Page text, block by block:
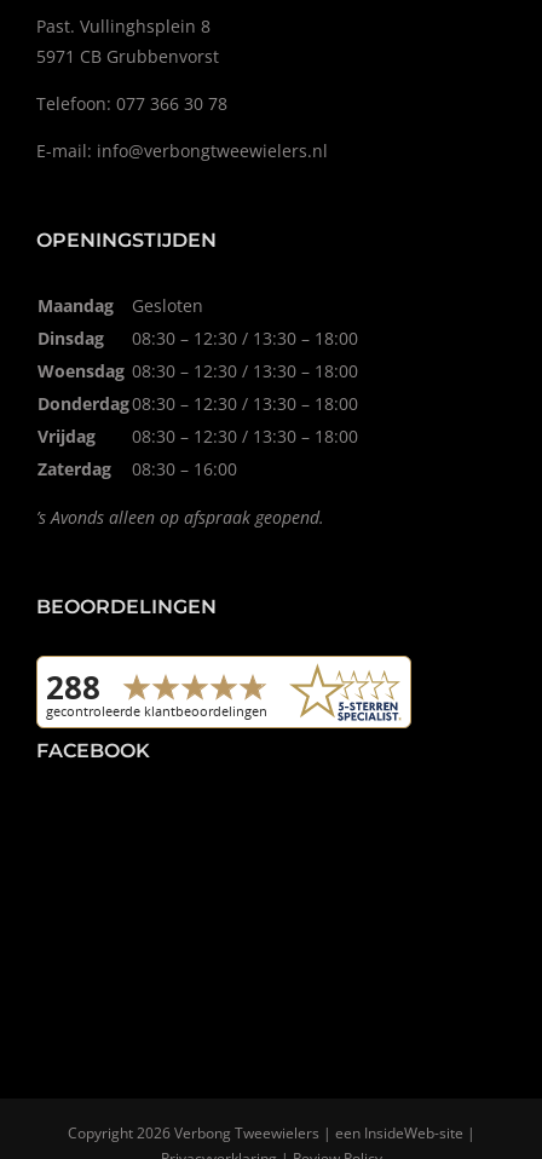
Past. Vullinghsplein 8
5971 CB Grubbenvorst
Telefoon: 077 366 30 78
E-mail: info@verbongtweewielers.nl
OPENINGSTIJDEN
Maandag
Gesloten
Dinsdag
08:30 – 12:30 / 13:30 – 18:00
Woensdag 08:30 – 12:30 / 13:30 – 18:00
Donderdag08:30 – 12:30 / 13:30 – 18:00
Vrijdag
08:30 – 12:30 / 13:30 – 18:00
Zaterdag
08:30 – 16:00
’s Avonds alleen op afspraak geopend.
BEOORDELINGEN
FACEBOOK
Copyright2026 Verbong Tweewielers | een InsideWeb-site |